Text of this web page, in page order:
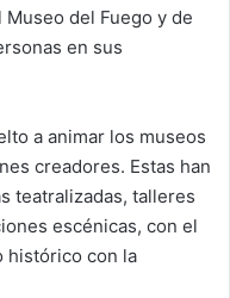
del Fuego y de
en sus
a animar los museos
creadores. Estas han
teatralizadas, talleres
escénicas, con el
histórico con la